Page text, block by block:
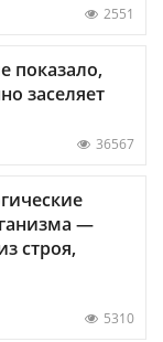
2551
показало,
заселяет
36567
—
строя,
5310